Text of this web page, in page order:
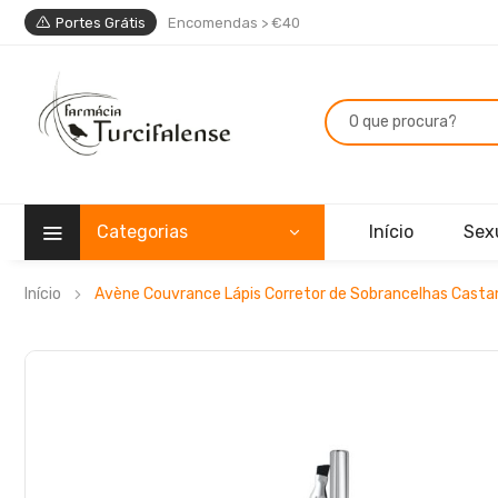
Portes Grátis Encomendas > €40
Categorias Início
Início Avène Couvrance Lápis Corretor de Sobrancelhas
Saltar